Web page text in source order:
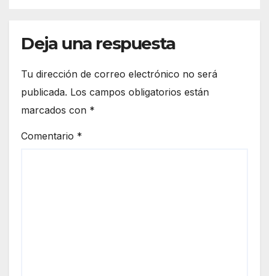
de la feria Sonora Atiende.
Deja una respuesta
Tu dirección de correo electrónico no será
publicada. Los campos obligatorios están
marcados con *
Comentario *